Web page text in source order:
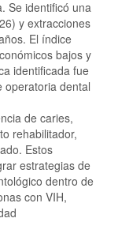
Se identificó una
y extracciones
El índice
bajos y
identificada fue
operatoria dental
de caries,
rehabilitador,
Estos
estrategias de
dentro de
con VIH,